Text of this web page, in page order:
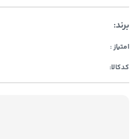
برند:
امتیاز :
کدکالا: